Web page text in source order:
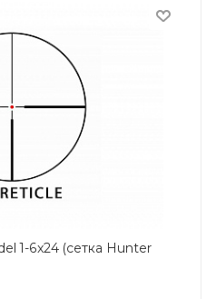
1-6x24 (сетка Hunter